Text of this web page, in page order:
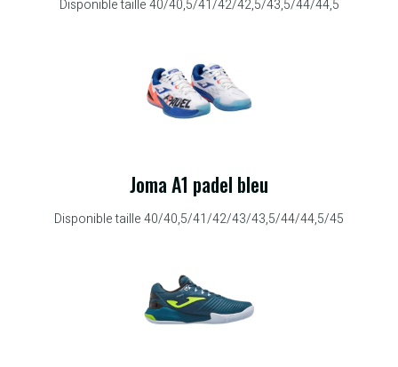
Disponible taille 40/40,5/41/42/42,5/43,5/44/44,5
Joma A1 padel bleu
Disponible taille 40/40,5/41/42/43/43,5/44/44,5/45